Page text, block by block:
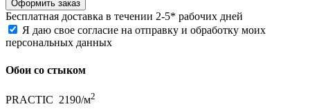
Бесплатная доставка в течении 2-5* рабочих дней
Я даю свое согласие на отправку и обработку моих
персональных данных
Обои со стыком
PRACTIC 2190/м2